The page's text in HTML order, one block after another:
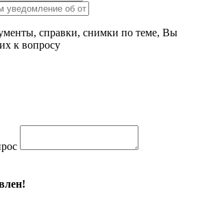
справки, снимки по теме, Вы
к вопросу